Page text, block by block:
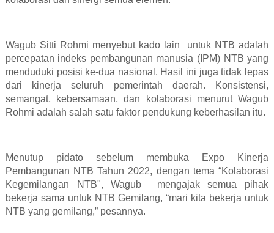
Wagub Sitti Rohmi menyebut kado lain untuk NTB adalah
percepatan indeks pembangunan manusia (IPM) NTB yang
menduduki posisi ke-dua nasional. Hasil ini juga tidak lepas
dari kinerja seluruh pemerintah daerah. Konsistensi,
semangat, kebersamaan, dan kolaborasi menurut Wagub
Rohmi adalah salah satu faktor pendukung keberhasilan itu.
Menutup pidato sebelum membuka Expo Kinerja
Pembangunan NTB Tahun 2022, dengan tema “Kolaborasi
Kegemilangan NTB", Wagub mengajak semua pihak
bekerja sama untuk NTB Gemilang, “mari kita bekerja untuk
NTB yang gemilang,” pesannya.